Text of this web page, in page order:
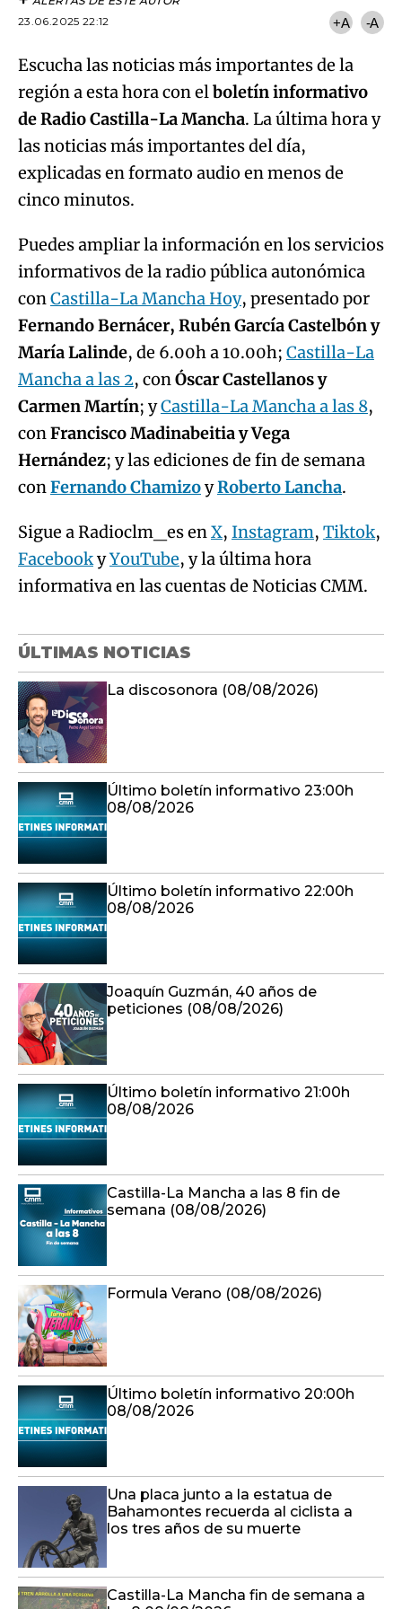
23.06.2025 22:12
+A -A
Escucha las noticias más importantes de la
región a esta hora con elboletín informativo
de Radio Castilla-La Mancha. La última hora y
las noticias más importantes del día,
explicadas en formato audio en menos de
cinco minutos.
Puedes ampliar la información en los servicios
informativos de la radio pública autonómica
conCastilla-La Mancha Hoy, presentado por
Fernando Bernácer, Rubén García Castelbón y
María Lalinde, de 6.00h a 10.00h; Castilla-La
Mancha a las 2, conÓscar Castellanos y
Carmen Martín; yCastilla-La Mancha a las 8,
conFrancisco Madinabeitia y Vega
Hernández; y las ediciones de fin de semana
conFernando ChamizoyRoberto Lancha.
Sigue a Radioclm_es enX, Instagram, Tiktok,
FacebookyYouTube, y la última hora
informativa en las cuentas de Noticias CMM.
ÚLTIMAS NOTICIAS
La discosonora (08/08/2026)
Último boletín informativo 23:00h
08/08/2026
Último boletín informativo 22:00h
08/08/2026
Joaquín Guzmán, 40 años de
peticiones (08/08/2026)
Último boletín informativo 21:00h
08/08/2026
Castilla-La Mancha a las 8 fin de
semana (08/08/2026)
Formula Verano (08/08/2026)
Último boletín informativo 20:00h
08/08/2026
Una placa junto a la estatua de
Bahamontes recuerda al ciclista a
los tres años de su muerte
Castilla-La Mancha fin de semana a